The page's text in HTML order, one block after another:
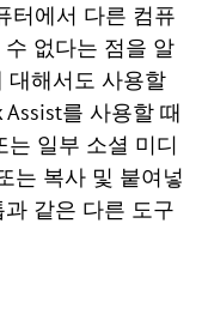
터에서 다른 컴퓨
없다는 점을 알
대해서도 사용할
를 사용할 때
는 일부 소셜 미디
는 복사 및 붙여넣
같은 다른 도구